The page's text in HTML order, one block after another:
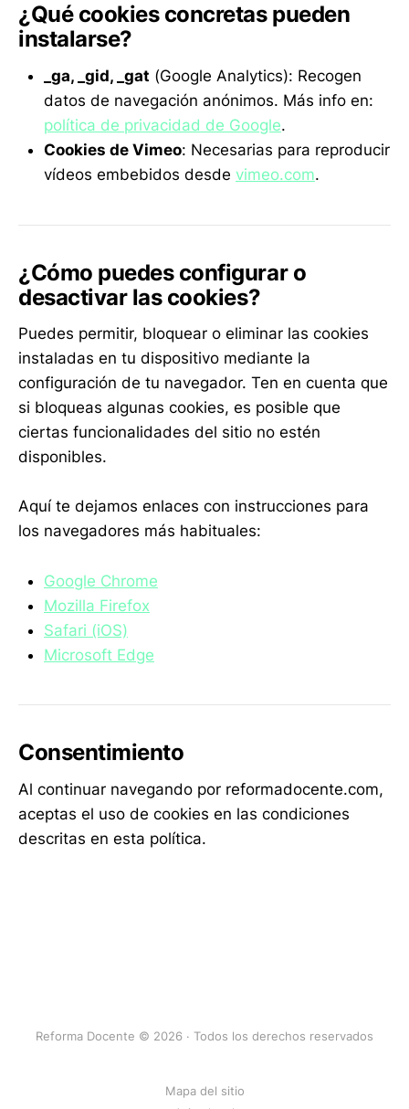
¿Qué cookies concretas pueden
instalarse?
_ga, _gid, _gat (Google Analytics): Recogen
datos de navegación anónimos. Más info en:
política de privacidad de Google.
Cookies de Vimeo: Necesarias para reproducir
vídeos embebidos desde vimeo.com.
¿Cómo puedes configurar o
desactivar las cookies?
Puedes permitir, bloquear o eliminar las cookies
instaladas en tu dispositivo mediante la
configuración de tu navegador. Ten en cuenta que
si bloqueas algunas cookies, es posible que
ciertas funcionalidades del sitio no estén
disponibles.
Aquí te dejamos enlaces con instrucciones para
los navegadores más habituales:
Google Chrome
Mozilla Firefox
Safari (iOS)
Microsoft Edge
Consentimiento
Al continuar navegando por reformadocente.com,
aceptas el uso de cookies en las condiciones
descritas en esta política.
Reforma Docente © 2026 · Todos los derechos reservados
Mapa del sitio